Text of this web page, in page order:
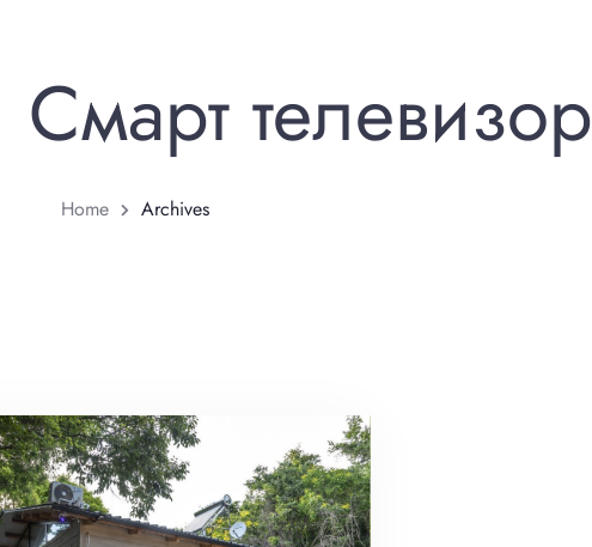
Смарт телевизор
Home Archives